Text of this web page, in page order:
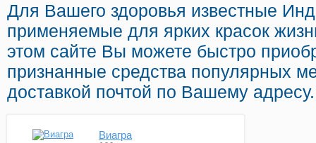
Для Вашего здоровья известные
применяемые для ярких красок
этом сайте Вы можете быстро
признанные средства популярных
доставкой почтой по Вашему адресу.
Виагра